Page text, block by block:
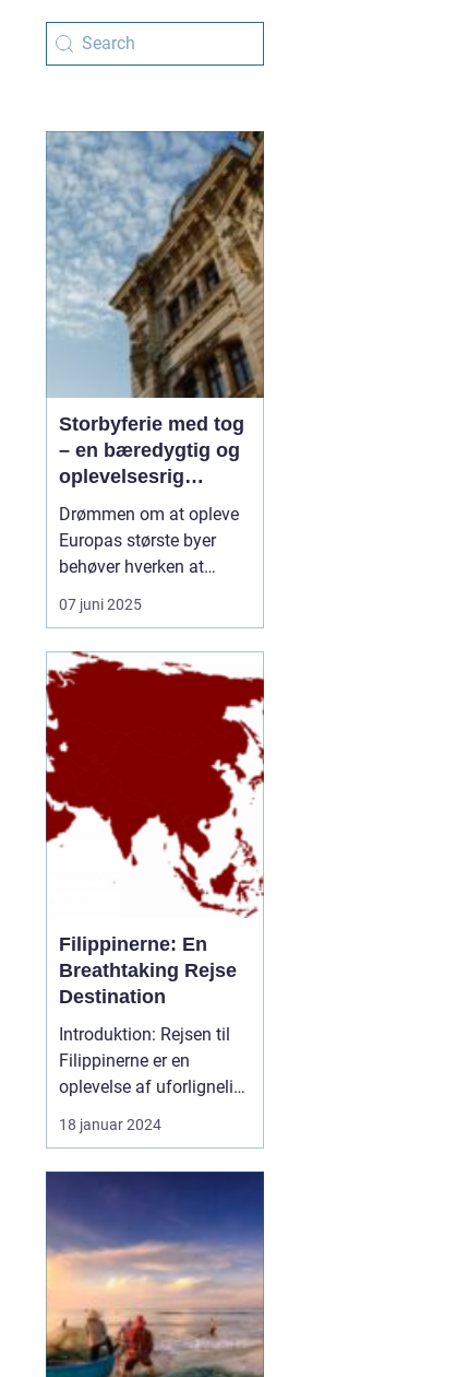
Storbyferie med tog
– en bæredygtig og
oplevelsesrig
rejseform
Drømmen om at opleve
Europas største byer
behøver hverken at
inkludere lange
ventetider i lufthavnen
udledninger. En
blevet et populært og
klimavenligt alternativ til
07 juni 2025
Filippinerne: En
Breathtaking Rejse
Destination
Introduktion: Rejsen til
Filippinerne er en
oplevelse af uforlignelig
skønhed og dyb kultur.
Dette eventyrland skaber
strande, frodige
regnskove,
dybhavsdykning og en
unik kulturel arv. Denne
artikel tage...
18 januar 2024